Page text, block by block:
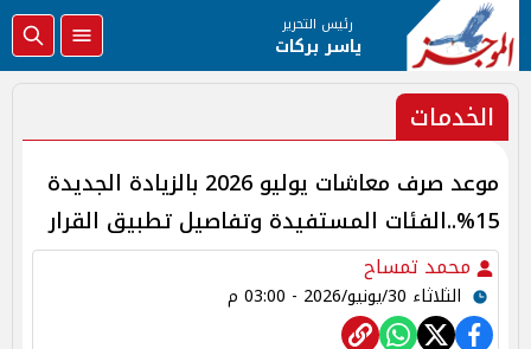
رئيس التحرير
ياسر بركات
الخدمات
موعد صرف معاشات يوليو 2026 بالزيادة الجديدة
15%..الفئات المستفيدة وتفاصيل تطبيق القرار
محمد تمساح
الثلاثاء 30/يونيو/2026 - 03:00 م